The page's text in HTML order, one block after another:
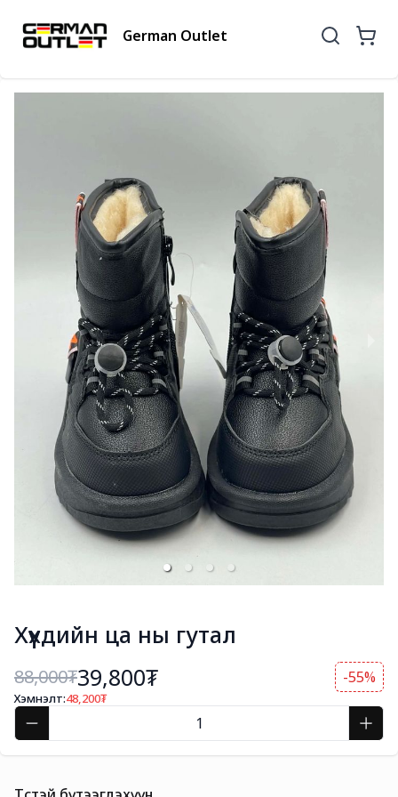
German Outlet
Хүүхдийн ца ны гутал
88,000₮39,800₮ -55%
Хэмнэлт:48,200₮